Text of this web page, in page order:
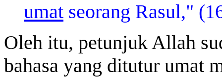
umat seorang Rasul,"
Oleh itu, petunjuk Allah
bahasa yang ditutur umat